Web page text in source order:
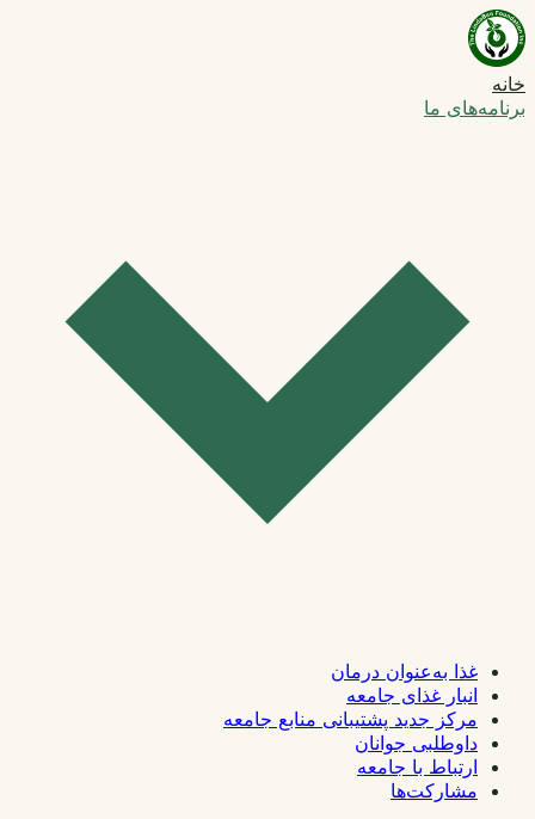
خانه
برنامه‌های ما
غذا به‌عنوان درمان
انبار غذای جامعه
مرکز جدید پشتیبانی منابع جامعه
داوطلبی جوانان
ارتباط با جامعه
مشارکت‌ها